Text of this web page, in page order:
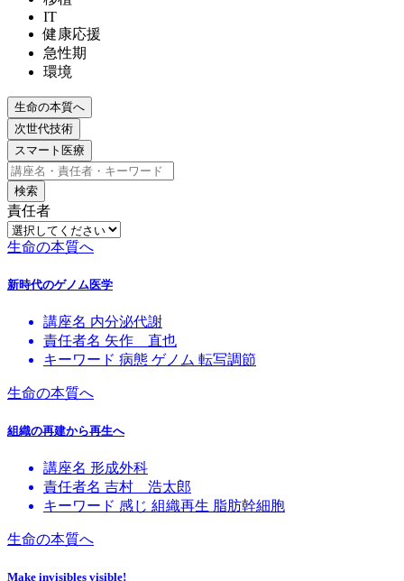
IT
健康応援
急性期
環境
生命の本質へ
次世代技術
スマート医療
検索
責任者
生命の本質へ
新時代のゲノム医学
講座名 内分泌代謝
責任者名 矢作 直也
キーワード 病態 ゲノム 転写調節
生命の本質へ
組織の再建から再生へ
講座名 形成外科
責任者名 吉村 浩太郎
キーワード 感じ 組織再生 脂肪幹細胞
生命の本質へ
Make invisibles visible!